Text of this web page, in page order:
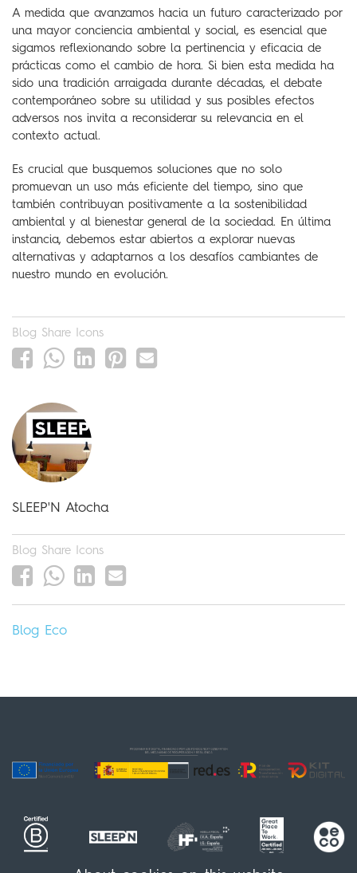
A medida que avanzamos hacia un futuro caracterizado por
una mayor conciencia ambiental y social, es esencial que
sigamos reflexionando sobre la pertinencia y eficacia de
prácticas como el cambio de hora. Si bien esta medida ha
sido una tradición arraigada durante décadas, el debate
contemporáneo sobre su utilidad y sus posibles efectos
adversos nos invita a reconsiderar su relevancia en el
contexto actual.
Es crucial que busquemos soluciones que no solo
promuevan un uso más eficiente del tiempo, sino que
también contribuyan positivamente a la sostenibilidad
ambiental y al bienestar general de la sociedad. En última
instancia, debemos estar abiertos a explorar nuevas
alternativas y adaptarnos a los desafíos cambiantes de
nuestro mundo en evolución.
Blog Share Icons
SLEEP'N Atocha
Blog Share Icons
Blog Eco